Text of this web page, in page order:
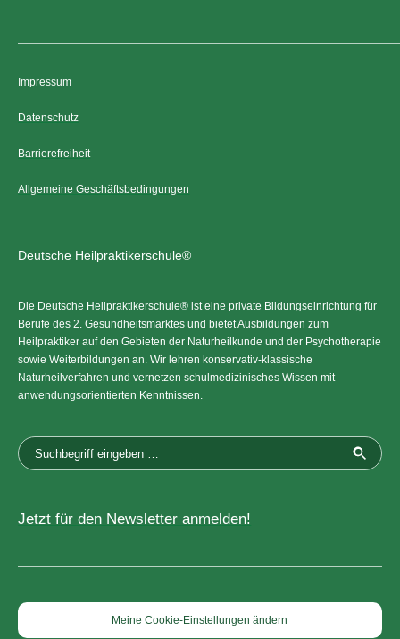
Impressum
Datenschutz
Barrierefreiheit
Allgemeine Geschäftsbedingungen
Deutsche Heilpraktikerschule®
Die Deutsche Heilpraktikerschule® ist eine private Bildungseinrichtung für
Berufe des 2. Gesundheitsmarktes und bietet Ausbildungen zum
Heilpraktiker auf den Gebieten der Naturheilkunde und der Psychotherapie
sowie Weiterbildungen an. Wir lehren konservativ-klassische
Naturheilverfahren und vernetzen schulmedizinisches Wissen mit
anwendungsorientierten Kenntnissen.
Jetzt für den Newsletter anmelden!
Meine Cookie-Einstellungen ändern